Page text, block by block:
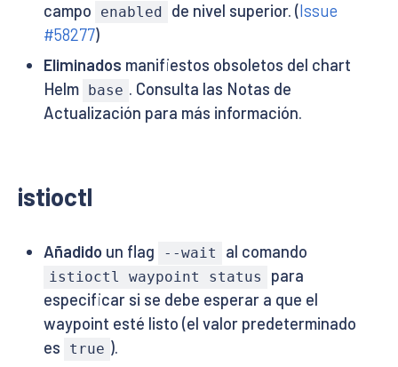
campo
enabled de nivel superior. (Issue
#58277)
Eliminados manifiestos obsoletos del chart
Helm
base . Consulta las Notas de
Actualización para más información.
istioctl
Añadidoun flag --wait al comando
istioctl waypoint status
para
especificar si se debe esperar a que el
waypoint esté listo (el valor predeterminado
es
true ).